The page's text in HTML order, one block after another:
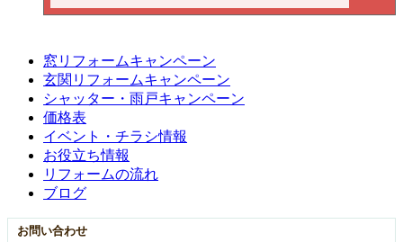
窓リフォームキャンペーン
玄関リフォームキャンペーン
シャッター・雨戸キャンペーン
価格表
イベント・チラシ情報
お役立ち情報
リフォームの流れ
ブログ
お問い合わせ